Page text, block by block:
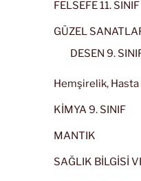
FELSEFE 11. SINIF
GÜZEL
DESEN 9.
Hemşirelik, Hasta
KİMYA 9. SINIF
MANTIK
SAĞLIK BİLGİSİ